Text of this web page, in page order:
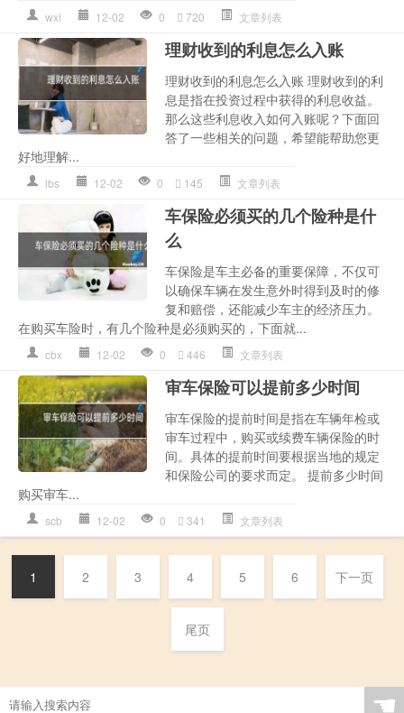
wxl 12-02 0 720 文章列表
理财收到的利息怎么入账
理财收到的利息怎么入账 理财收到的利
息是指在投资过程中获得的利息收益。
那么这些利息收入如何入账呢？下面回
答了一些相关的问题，希望能帮助您更
好地理解...
lbs 12-02 0 145 文章列表
车保险必须买的几个险种是什
么
车保险是车主必备的重要保障，不仅可
以确保车辆在发生意外时得到及时的修
复和赔偿，还能减少车主的经济压力。
在购买车险时，有几个险种是必须购买的，下面就...
cbx 12-02 0 446 文章列表
审车保险可以提前多少时间
审车保险的提前时间是指在车辆年检或
审车过程中，购买或续费车辆保险的时
间。具体的提前时间要根据当地的规定
和保险公司的要求而定。 提前多少时间
购买审车...
scb 12-02 0 341 文章列表
1 2 3 4 5 6 下一页
尾页
☚